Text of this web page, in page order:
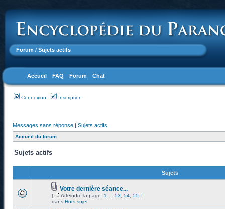
Forum / Sujets actifs
Accueil FAQ Forum Chat
Connexion Inscription
Messages sans réponse | Sujets actifs
Accueil du forum
Sujets actifs
Sujets
Votre dernière séance...
[ Atteindre la page: 1 53 54 55 ]
dans Hors sujet